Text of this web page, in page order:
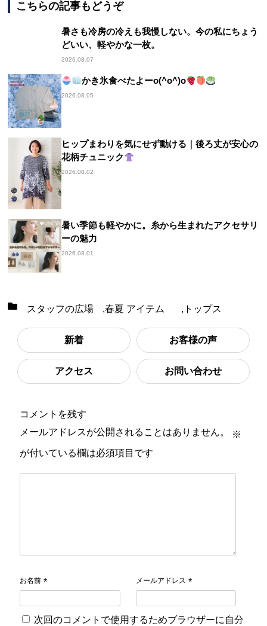
こちらの記事もどうぞ
暑さも冷房の冷えも我慢しない。今の私にちょう
どいい、軽やかな一枚。
2026.08.07
かき氷食べたよーo(^o^)o
2026.08.05
ヒップまわりを気にせず動ける｜後ろ丈が安心の
花柄チュニック
2026.08.02
暑い季節も軽やかに。糸から生まれたアクセサリ
ーの魅力
2026.08.01
スタッフの広場 ,春夏 アイテム , トップス
新着 お客様の声
アクセス お問い合わせ
コメントを残す
メールアドレスが公開されることはありません。
※
が付いている欄は必須項目です
お名前 * メールアドレス *
次回のコメントで使用するためブラウザーに自分